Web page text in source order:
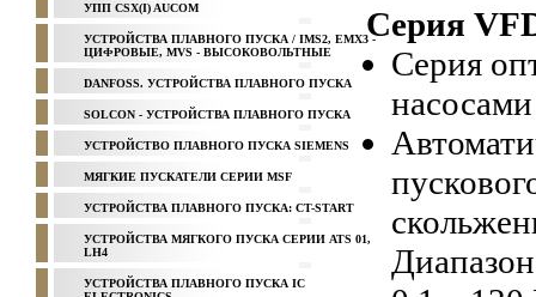
УПП CSX(I) AUCOM
УСТРОЙСТВА ПЛАВНОГО ПУСКА / IMS2, EMX3 -
ЦИФРОВЫЕ, MVS - ВЫСОКОВОЛЬТНЫЕ
DANFOSS. УСТРОЙСТВА ПЛАВНОГО ПУСКА
SOLCON - УСТРОЙСТВА ПЛАВНОГО ПУСКА
УСТРОЙСТВО ПЛАВНОГО ПУСКА SIEMENS
МЯГКИЕ ПУСКАТЕЛИ СЕРИИ MSF
УСТРОЙСТВА ПЛАВНОГО ПУСКА: CT-START
УСТРОЙСТВА МЯГКОГО ПУСКА СЕРИИ ATS 01,
LH4
УСТРОЙСТВА ПЛАВНОГО ПУСКА IC
Серия
Серия